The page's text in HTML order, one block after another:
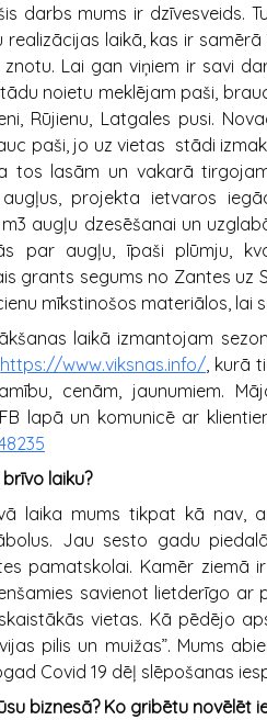
darbs mums ir dzīvesveids.
laikā, kas ir
Lai gan viņiem ir savi
noietu meklējam paši,
Rūjienu, Latgales pusi.
paši, jo uz vietas stādi
tos lasām un vakarā
projekta ietvaros
m3 augļu dzesēšanai un
par augļu, īpaši plūmju,
grants segums no Zantes uz
mīkstinošos materiālos, lai
laikā izmantojam
https://www.viksnas.info/, kurā
cenām, jaunumiem.
lapā un komunicē ar
laiku?
laika mums tikpat kā nav,
Jau sesto gadu
pamatskolai. Kamēr ziemā
savienot lietderīgo
vietas. Kā pēdējo
pilis un muižas”. Mums
Covid 19 dēļ slēpošanas
biznesā? Ko gribētu novēlēt